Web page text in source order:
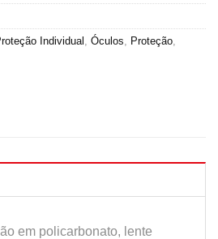
Individual Óculos Proteção
em policarbonato, lente